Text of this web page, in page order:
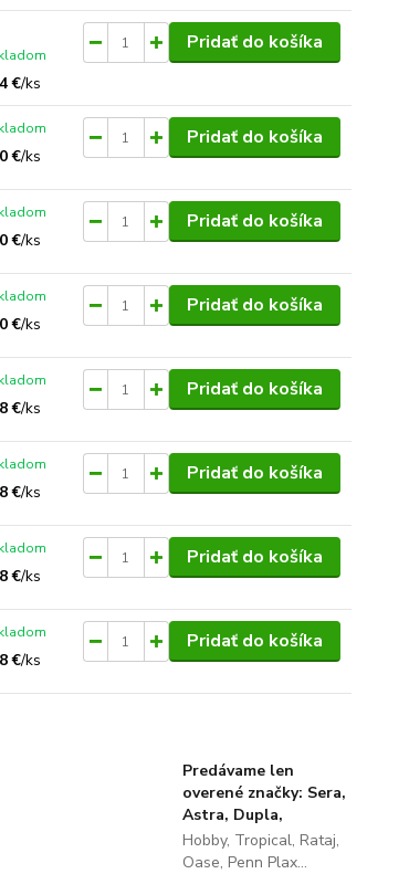
€/ks
Pridať do košíka
€/ks
Pridať do košíka
€/ks
Pridať do košíka
€/ks
Pridať do košíka
€/ks
Pridať do košíka
€/ks
Pridať do košíka
€/ks
Pridať do košíka
€/ks
Pridať do košíka
Predávame len
overené značky: Sera,
Astra, Dupla,
Hobby, Tropical, Rataj,
Oase, Penn Plax...